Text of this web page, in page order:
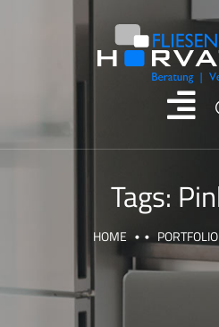
Tags:
HOME PORTFOLIO